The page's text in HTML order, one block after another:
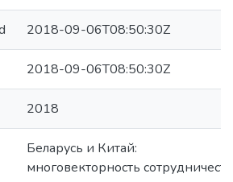
2018-09-06T08:50:30Z
2018-09-06T08:50:30Z
2018
Беларусь и Китай:
многовекторность